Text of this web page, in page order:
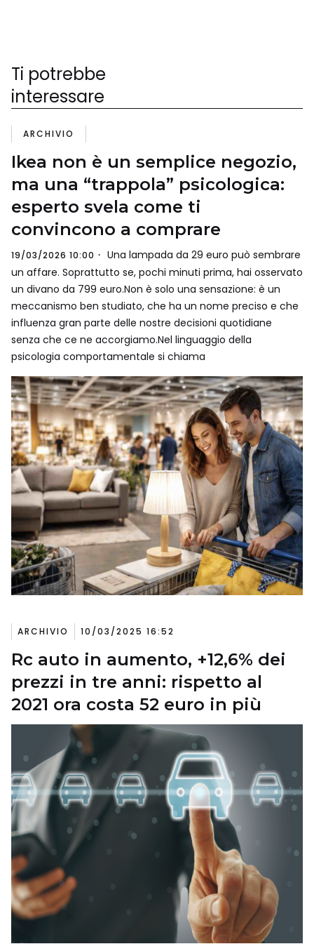
Ti potrebbe
interessare
ARCHIVIO
Ikea non è un semplice negozio,
ma una “trappola” psicologica:
esperto svela come ti
convincono a comprare
19/03/2026 10:00
Una lampada da 29 euro può sembrare
un affare. Soprattutto se, pochi minuti prima, hai osservato
un divano da 799 euro.Non è solo una sensazione: è un
meccanismo ben studiato, che ha un nome preciso e che
influenza gran parte delle nostre decisioni quotidiane
senza che ce ne accorgiamo.Nel linguaggio della
psicologia comportamentale si chiama
ARCHIVIO 10/03/2025 16:52
Rc auto in aumento, +12,6% dei
prezzi in tre anni: rispetto al
2021 ora costa 52 euro in più